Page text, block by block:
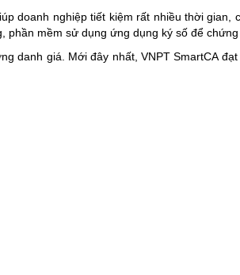
doanh nghiệp tiết kiệm rất nhiều thời
mềm sử dụng ứng dụng ký số để
danh giá. Mới đây nhất, VNPT SmartCA